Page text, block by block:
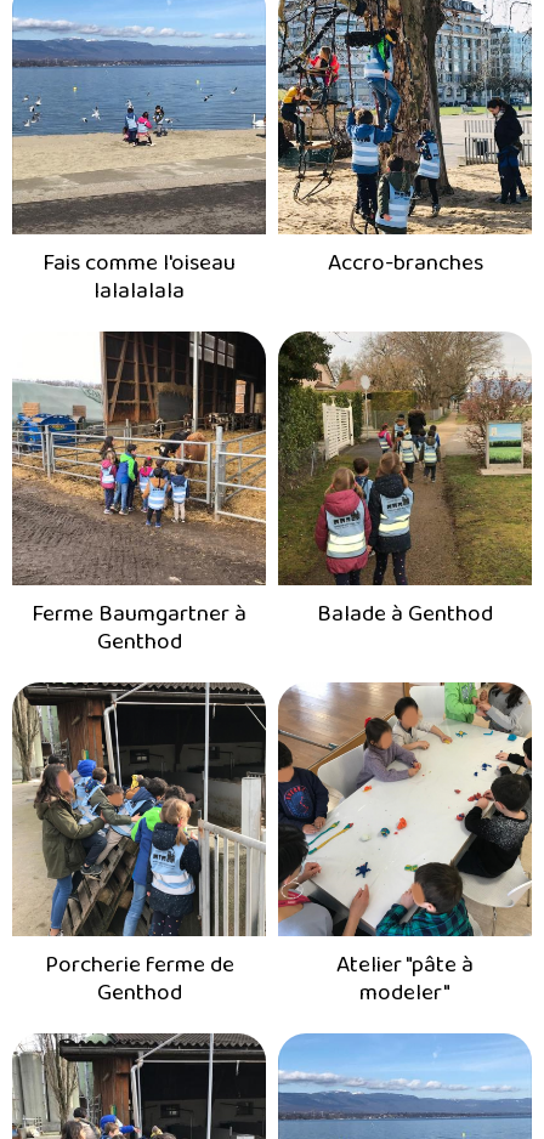
Fais comme l'oiseau
lalalalala
Accro-branches
Ferme Baumgartner à
Genthod
Balade à Genthod
Porcherie ferme de
Genthod
Atelier "pâte à
modeler"